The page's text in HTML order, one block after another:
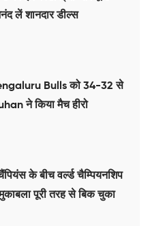
लें शानदार डील्स
Bulls को 34-32 से
ने किया मैच हीरो
के बीच वर्ल्ड चैम्पियनशिप
पूरी तरह से बिक चुका